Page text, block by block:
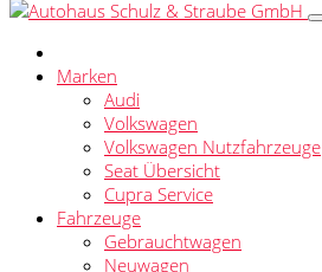
Marken
Audi
Volkswagen
Volkswagen Nutzfahrzeuge
Seat Übersicht
Cupra Service
Fahrzeuge
Gebrauchtwagen
Neuwagen